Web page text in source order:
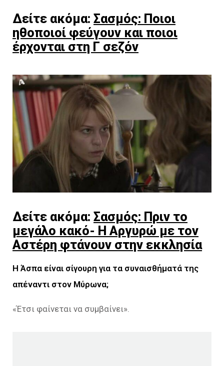
Δείτε ακόμα: Σασμός: Ποιοι
ηθοποιοί φεύγουν και ποιοι
έρχονται στη Γ σεζόν
Δείτε ακόμα: Σασμός: Πριν το
μεγάλο κακό- Η Αργυρώ με τον
Αστέρη φτάνουν στην εκκλησία
Η Άσπα είναι σίγουρη για τα συναισθήματά της
απέναντι στον Μύρωνα;
«Έτσι φαίνεται να συμβαίνει».